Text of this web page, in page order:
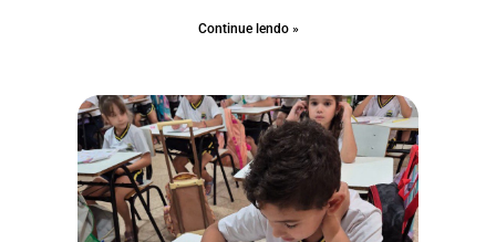
Continue lendo »